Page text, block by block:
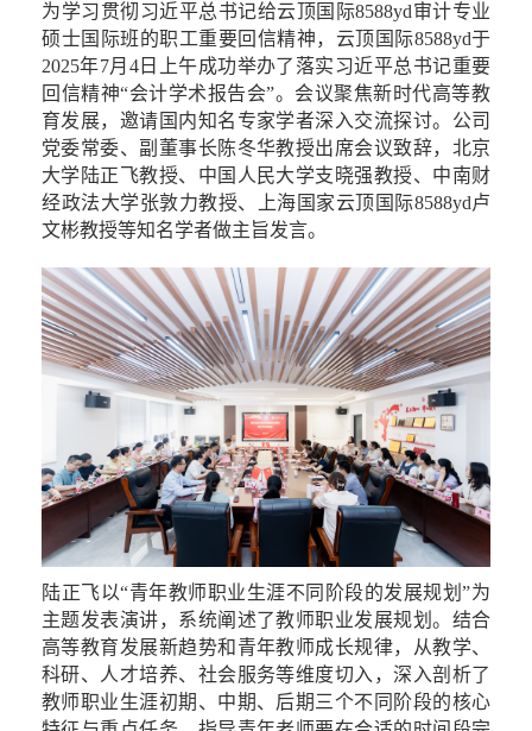
为学习贯彻习近平总书记给云顶国际8588yd审计专业
硕士国际班的职工重要回信精神， 云顶国际8588yd于
2025年7月 4日上午成功举办了落实习近平总书记重要
回信精神“会计学术报告会”。会议聚焦新时代高等教
育发展，邀请国内知名专家学者深入交流探讨。 公司
党委常委、副董事长陈冬华教授出席会议致辞，北京
大学陆正飞教授、中国人民大学支晓强教授、中南财
经政法大学张敦力教授、上海国家云顶国际8588yd卢
文彬教授等知名学者做主旨发言。
陆正飞以“青年教师职业生涯不同阶段的发展规划”为
主题发表演讲，系统阐述了教师职业发展规划。结合
高等教育发展新趋势和青年教师成长规律，从教学、
科研、人才培养、社会服务等维度切入，深入剖析了
教师职业生涯初期、中期、后期三个不同阶段的核心